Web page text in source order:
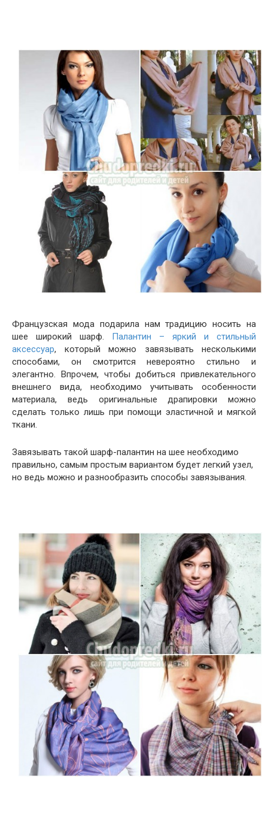
Французская мода подарила нам традицию носить на
шее широкий шарф. Палантин – яркий и стильный
аксессуар, который можно завязывать несколькими
способами, он смотрится невероятно стильно и
элегантно. Впрочем, чтобы добиться привлекательного
внешнего вида, необходимо учитывать особенности
материала, ведь оригинальные драпировки можно
сделать только лишь при помощи эластичной и мягкой
ткани.
Завязывать такой шарф-палантин на шее необходимо
правильно, самым простым вариантом будет легкий узел,
но ведь можно и разнообразить способы завязывания.